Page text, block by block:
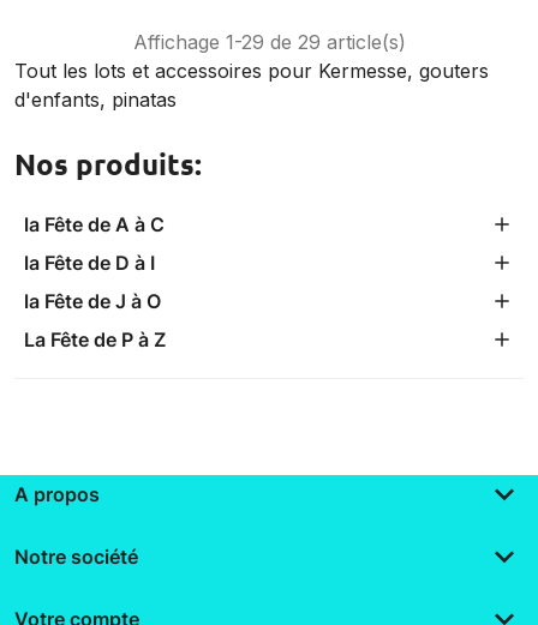
Nos produits:
la Fête de A à C
la Fête de D à I
la Fête de J à O
La Fête de P à Z
Affichage 1-29 de 29 article(s)
Tout les lots et accessoires pour Kermesse, gouters
d'enfants, pinatas
A propos keyboard_arrow_down
Notre société keyboard_arrow_down
Votre compte